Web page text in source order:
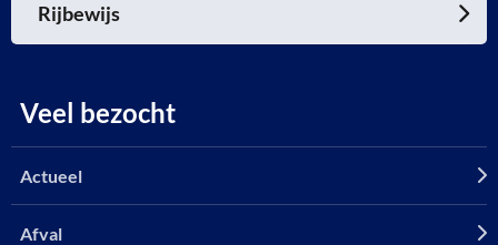
Rijbewijs
Veel bezocht
Actueel
Afval